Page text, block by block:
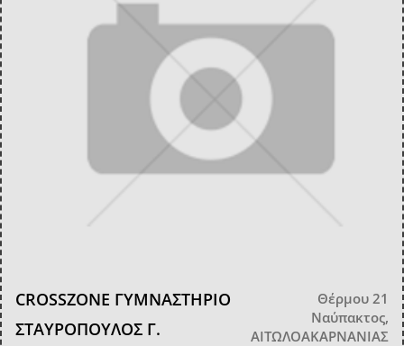
CROSSZONE ΓΥΜΝΑΣΤΗΡΙΟ
ΣΤΑΥΡΟΠΟΥΛΟΣ Γ.
Θέρμου 21
Ναύπακτος,
ΑΙΤΩΛΟΑΚΑΡΝΑΝΙΑΣ